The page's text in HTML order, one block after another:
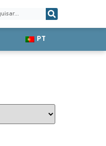
PT